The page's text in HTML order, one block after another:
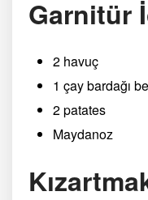
Garnitür
2 havuç
1 çay bardağı
2 patates
Maydanoz